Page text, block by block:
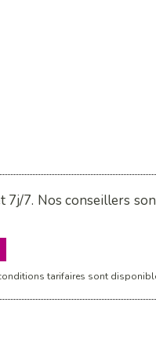
7j/7. Nos conseillers
conditions tarifaires sont